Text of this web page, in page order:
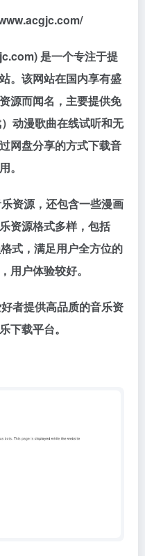
是一个专注于提
。该网站在国内享有盛
源而闻名，主要提供免
动漫歌曲在线试听和无
网盘分享的方式下载音
。
资源，还包含一些漫画
资源格式多样，包括
式，满足用户全方位的
用户体验较好。
者提供高品质的音乐资
下载平台。